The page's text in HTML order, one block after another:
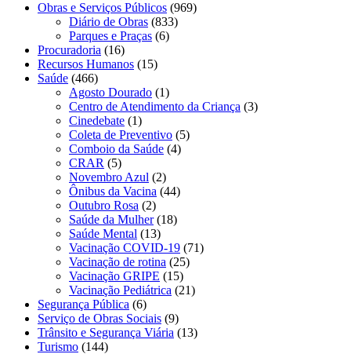
Obras e Serviços Públicos (969)
Diário de Obras (833)
Parques e Praças (6)
Procuradoria (16)
Recursos Humanos (15)
Saúde (466)
Agosto Dourado (1)
Centro de Atendimento da Criança (3)
Cinedebate (1)
Coleta de Preventivo (5)
Comboio da Saúde (4)
CRAR (5)
Novembro Azul (2)
Ônibus da Vacina (44)
Outubro Rosa (2)
Saúde da Mulher(18)
Saúde Mental (13)
Vacinação COVID-19 (71)
Vacinação de rotina (25)
Vacinação GRIPE (15)
Vacinação Pediátrica (21)
Segurança Pública (6)
Serviço de Obras Sociais (9)
Trânsito e Segurança Viária (13)
Turismo (144)